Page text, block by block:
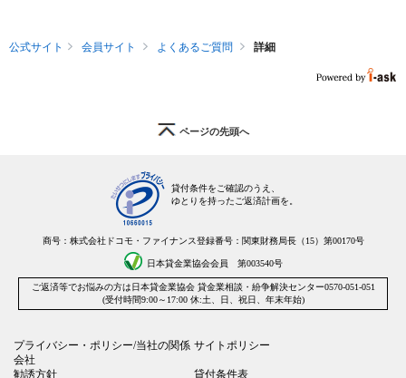
公式サイト 会員サイト よくあるご質問 詳細
ページの先頭へ
貸付条件をご確認のうえ、
ゆとりを持ったご返済計画を。
商号：株式会社ドコモ・ファイナンス登録番号：関東財務局長（15）第00170号
日本貸金業協会会員 第003540号
ご返済等でお悩みの方は日本貸金業協会 貸金業相談・紛争解決センター0570-051-051
(受付時間9:00～17:00 休:土、日、祝日、年末年始)
プライバシー・ポリシー/当社の関係
会社
サイトポリシー
勧誘方針 貸付条件表